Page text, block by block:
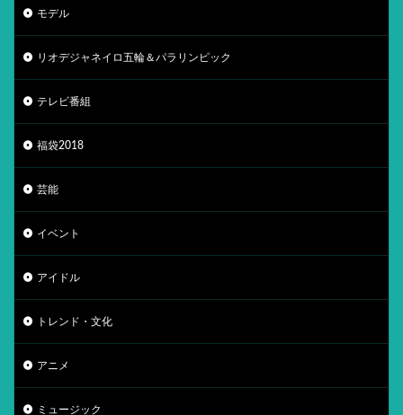
モデル
リオデジャネイロ五輪＆パラリンピック
テレビ番組
福袋2018
芸能
イベント
アイドル
トレンド・文化
アニメ
ミュージック